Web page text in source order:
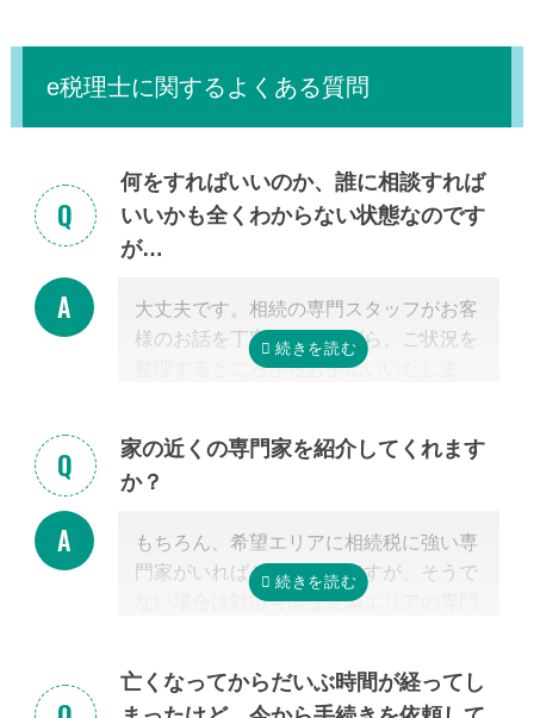
e税理士に関するよくある質問
何をすればいいのか、誰に相談すれば
いいかも全くわからない状態なのです
が…
大丈夫です。相続の専門スタッフがお客
様のお話を丁寧に伺いながら、ご状況を
整理するところからお手伝いいたしま
家の近くの専門家を紹介してくれます
か？
もちろん、希望エリアに相続税に強い専
門家がいればご紹介可能ですが、そうで
ない場合は対応可能な近隣エリアの専門
は、自宅近くに事務所があるかではな
亡くなってからだいぶ時間が経ってし